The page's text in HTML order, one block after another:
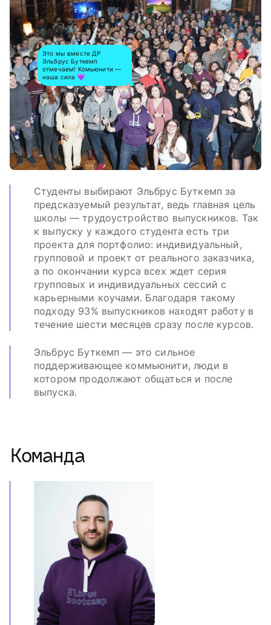
Это мы вместе ДР
Эльбрус Буткемп
отмечаем! Комьюнити —
наша сила
Студенты выбирают Эльбрус Буткемп за
предсказуемый результат, ведь главная цель
школы — трудоустройство выпускников. Так
к выпуску у каждого студента есть три
проекта для портфолио: индивидуальный,
групповой и проект от реального заказчика,
а по окончании курса всех ждет серия
групповых и индивидуальных сессий с
карьерными коучами. Благодаря такому
подходу 93% выпускников находят работу в
течение шести месяцев сразу после курсов.
Эльбрус Буткемп — это сильное
поддерживающее коммьюнити, люди в
котором продолжают общаться и после
выпуска.
Команда